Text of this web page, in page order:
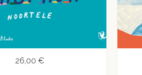
26,00 €